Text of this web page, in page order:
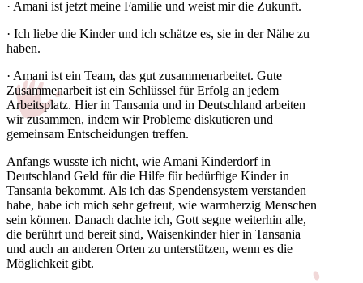
· Amani ist jetzt meine Familie und weist mir die Zukunft.
· Ich liebe die Kinder und ich schätze es, sie in der Nähe zu
haben.
· Amani ist ein Team, das gut zusammenarbeitet. Gute
Zusammenarbeit ist ein Schlüssel für Erfolg an jedem
Arbeitsplatz. Hier in Tansania und in Deutschland arbeiten
wir zusammen, indem wir Probleme diskutieren und
gemeinsam Entscheidungen treffen.
Anfangs wusste ich nicht, wie Amani Kinderdorf in
Deutschland Geld für die Hilfe für bedürftige Kinder in
Tansania bekommt. Als ich das Spendensystem verstanden
habe, habe ich mich sehr gefreut, wie warmherzig Menschen
sein können. Danach dachte ich, Gott segne weiterhin alle,
die berührt und bereit sind, Waisenkinder hier in Tansania
und auch an anderen Orten zu unterstützen, wenn es die
Möglichkeit gibt.